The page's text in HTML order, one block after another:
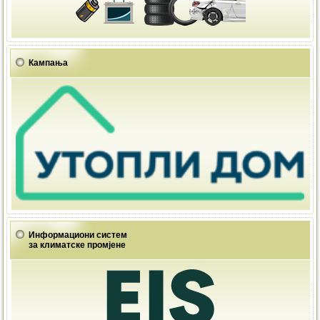
Кампања
Информациони систем
за климатске промјене